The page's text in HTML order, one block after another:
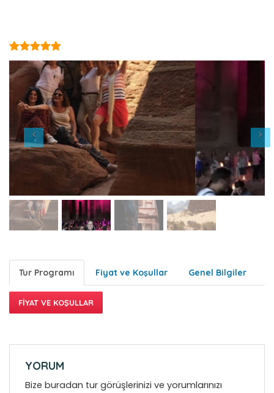
Tur Programı Fiyat ve Koşullar Genel Bilgiler
FIYAT VE KOŞULLAR
YORUM
Bize buradan tur görüşlerinizi ve yorumlarınızı